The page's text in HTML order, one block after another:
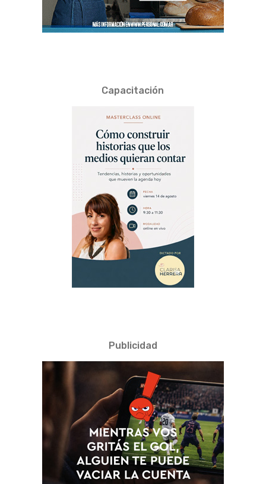
Capacitación
Publicidad